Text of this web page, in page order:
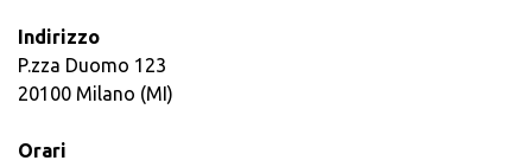
Indirizzo
P.zza Duomo 123
20100 Milano (MI)
Orari